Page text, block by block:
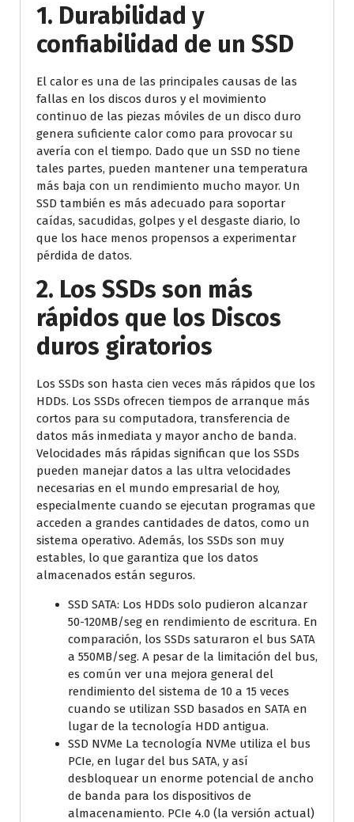
1. Durabilidad y
confiabilidad de un SSD
El calor es una de las principales causas de las
fallas en los discos duros y el movimiento
continuo de las piezas móviles de un disco duro
genera suficiente calor como para provocar su
avería con el tiempo. Dado que un SSD no tiene
tales partes, pueden mantener una temperatura
más baja con un rendimiento mucho mayor. Un
SSD también es más adecuado para soportar
caídas, sacudidas, golpes y el desgaste diario, lo
que los hace menos propensos a experimentar
pérdida de datos.
2. Los SSDs son más
rápidos que los Discos
duros giratorios
Los SSDs son hasta cien veces más rápidos que los
HDDs. Los SSDs ofrecen tiempos de arranque más
cortos para su computadora, transferencia de
datos más inmediata y mayor ancho de banda.
Velocidades más rápidas significan que los SSDs
pueden manejar datos a las ultra velocidades
necesarias en el mundo empresarial de hoy,
especialmente cuando se ejecutan programas que
acceden a grandes cantidades de datos, como un
sistema operativo. Además, los SSDs son muy
estables, lo que garantiza que los datos
almacenados están seguros.
SSD SATA: Los HDDs solo pudieron alcanzar
50-120MB/seg en rendimiento de escritura. En
comparación, los SSDs saturaron el bus SATA
a 550MB/seg. A pesar de la limitación del bus,
es común ver una mejora general del
rendimiento del sistema de 10 a 15 veces
cuando se utilizan SSD basados en SATA en
lugar de la tecnología HDD antigua.
SSD NVMe La tecnología NVMe utiliza el bus
PCIe, en lugar del bus SATA, y así
desbloquear un enorme potencial de ancho
de banda para los dispositivos de
almacenamiento. PCIe 4.0 (la versión actual)